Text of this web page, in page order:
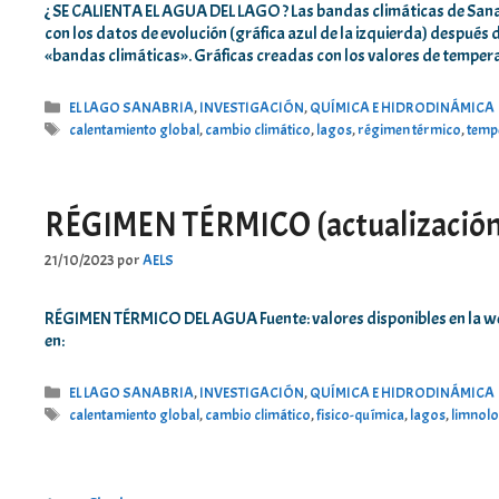
¿ SE CALIENTA EL AGUA DEL LAGO ? Las bandas climáticas de
con los datos de evolución (gráfica azul de la izquierda)
«bandas climáticas». Gráficas creadas con los valores de
Categorías
EL LAGO SANABRIA,INVESTIGACIÓN,QUÍMICA E HIDRODINÁMICA
Etiquetas
calentamiento global,cambio climático,lagos,régimen térmico,
RÉGIMEN TÉRMICO
21/10/2023 porAELS
RÉGIMEN TÉRMICO DEL AGUA Fuente: valores disponibles en
en:
Categorías
EL LAGO SANABRIA,INVESTIGACIÓN,QUÍMICA E HIDRODINÁMICA
Etiquetas
calentamiento global,cambio climático,fisico-química,lagos,